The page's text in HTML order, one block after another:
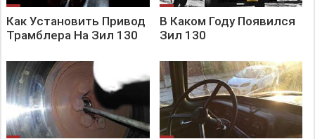
Как Установить Привод
Трамблера На Зил 130
В Каком Году Появился
Зил 130